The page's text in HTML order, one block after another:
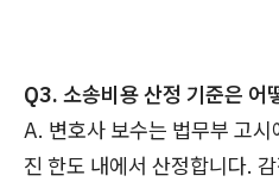
Q3. 소송비용 산정 기준은 어
A. 변호사 보수는 법무부 고
진 한도 내에서 산정합니다.